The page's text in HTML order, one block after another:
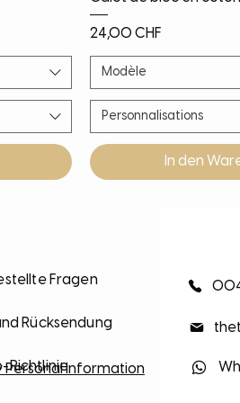
Preis
24,00 CHF
Modèle
Personnalisations
In den
Fragen
Rücksendung
Richtlinie
Personal Information